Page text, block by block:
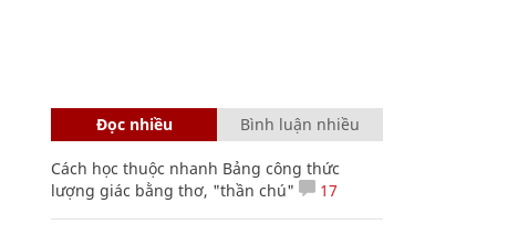
Đọc nhiều Bình luận nhiều
Cách học thuộc nhanh Bảng công thức
lượng giác bằng thơ, "thần chú"
17